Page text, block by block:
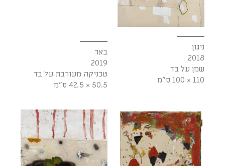
ניגון
2018
שמן על בד
110 × 100 ס"מ
באר
2019
טכניקה מעורבת על בד
50.5 × 42.5 ס"מ